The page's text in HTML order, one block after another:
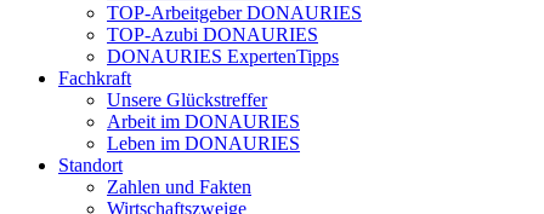
TOP-Arbeitgeber DONAURIES
TOP-Azubi DONAURIES
DONAURIES ExpertenTipps
Fachkraft
Unsere Glückstreffer
Arbeit im DONAURIES
Leben im DONAURIES
Standort
Zahlen und Fakten
Wirtschaftszweige